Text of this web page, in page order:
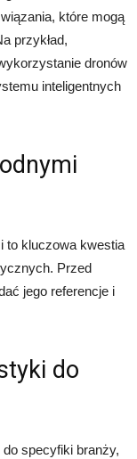
które mogą
przykład,
dronów
inteligentnych
to kluczowa kwestia
Przed
jego referencje i
do
specyfiki branży,